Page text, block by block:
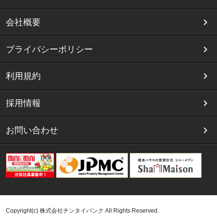
会社概要
プライバシーポリシー
利用規約
採用情報
お問い合わせ
Copyright(c) 株式会社チンタイバンク All Rights Reserved.